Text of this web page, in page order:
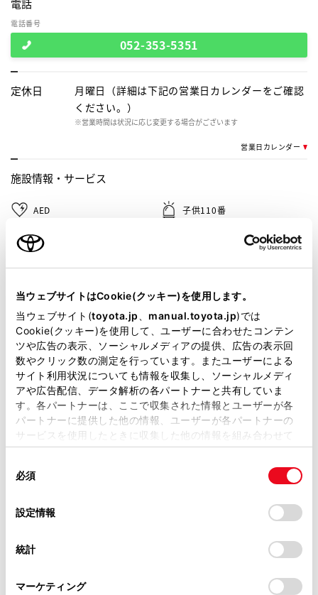
当ウェブサイトはCookie(クッキー)を使用します。
当ウェブサイト(toyota.jp manual.toyota.jp)では
Cookie(クッキー)を使用して、ユーザーに合わせたコンテン
ツや広告の表示、ソーシャルメディアの提供、広告の表示回
数やクリック数の測定を行っています。またユーザーによる
サイト利用状況についても情報を収集し、ソーシャルメディ
アや広告配信、データ解析の各パートナーと共有していま
す。各パートナーは、ここで収集された情報とユーザーが各
パートナーに提供した他の情報、ユーザーが各パートナーの
サービスを使用したときに収集した他の情報を組み合わせて
使用することがあります。当ウェブサイトの使用を続行する
デバイスにすべてのCookie(クッキー)が保存されることに同
意したことになります。Cookie(クッキー)のオプトアウト、
設定の変更、同意を撤回したりするにあたっては、当社の
「Cookie（クッキー）情報の取り扱いについて
」をご覧くだ
必須
設定情報
統計
マーケティング
電話
電話番号
052-353-5351
定休日
月曜日（詳細は下記の営業日カレンダーをご確認
ください。）
※営業時間は状況に応じ変更する場合がございます
営業日カレンダー
施設情報・ サービス
AED 子供110番
バリアフリー/フラットフロア
車検・整備・メンテナンス取
G-Station WiFi
フリードリンク
この販売店のウェブサイトはこちら